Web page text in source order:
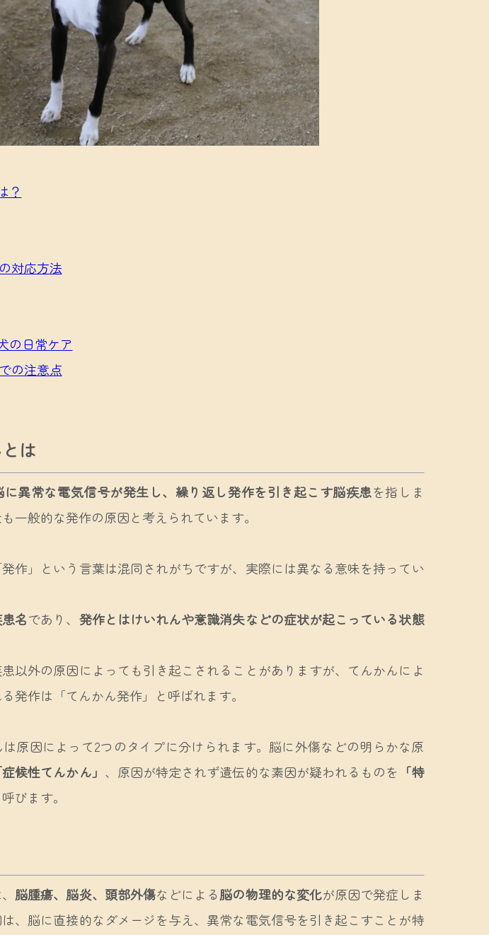
？
対応方法
の日常ケア
の注意点
は
に異常な電気信号が発生し、繰り返し発作を引き起こす脳疾患を指しま
一般的な発作の原因と考えられています。
発作」という言葉は混同されがちですが、実際には異なる意味を持ってい
名であり、 発作とはけいれんや意識消失などの症状が起こっている状態
以外の原因によっても引き起こされることがありますが、てんかんによ
発作は「てんかん発作」と呼ばれます。
原因によって2つのタイプに分けられます。脳に外傷などの明らかな原
症候性てんかん」 、原因が特定されず遺伝的な素因が疑われるものを 「特
びます。
脳腫瘍、脳炎、頭部外傷などによる脳の物理的な変化が原因で発症しま
、脳に直接的なダメージを与え、異常な電気信号を引き起こすことが特